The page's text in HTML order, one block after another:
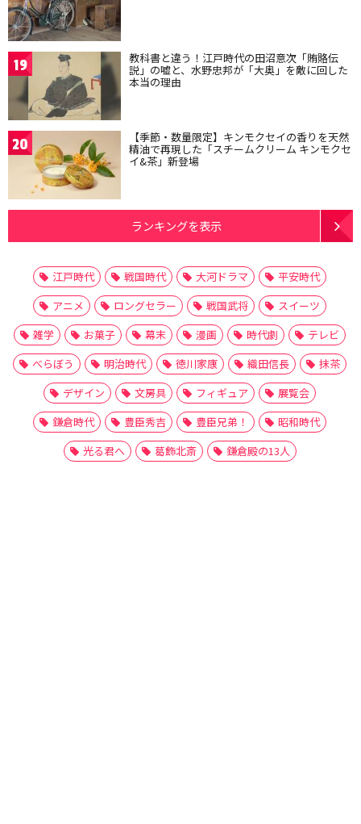
19 教科書と違う！江戸時代の田沼意次「賄賂伝
説」の嘘と、水野忠邦が「大奥」を敵に回した
本当の理由
20 【季節・数量限定】キンモクセイの香りを天然
精油で再現した「スチームクリーム キンモクセ
イ&茶」新登場
ランキングを表示
江戸時代 戦国時代 大河ドラマ
平安時代
アニメ
ロングセラー 戦国武将
スイーツ
雑学
お菓子 幕末 漫画 時代劇
テレビ
べらぼう
明治時代 徳川家康 織田信長
抹茶
デザイン
文房具 フィギュア
展覧会
鎌倉時代
豊臣秀吉 豊臣兄弟！
昭和時代
光る君へ
葛飾北斎 鎌倉殿の13人